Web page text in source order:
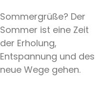
Sommergrüße? Der
Sommer ist eine Zeit
der Erholung,
Entspannung und des
neue Wege gehen.